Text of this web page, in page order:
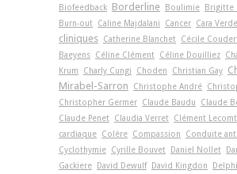
Biofeedback Borderline Boulimie
Brigitte
Burn-out Caline Majdalani Cancer Cara
cliniques Catherine Blanchet Cécile
Baeyens Céline Clément Céline Douilliez
Krum
Charly Cungi Choden Christian Gay
Mirabel-Sarron
Christophe André
Christopher Germer Claude Baudu
Claude
Claude Penet Claudia Verret Clément
cardiaque Colère Compassion
Conduite
Cyclothymie Cyrille Bouvet Daniel Nollet
Gackiere
David Dewulf David Kingdon